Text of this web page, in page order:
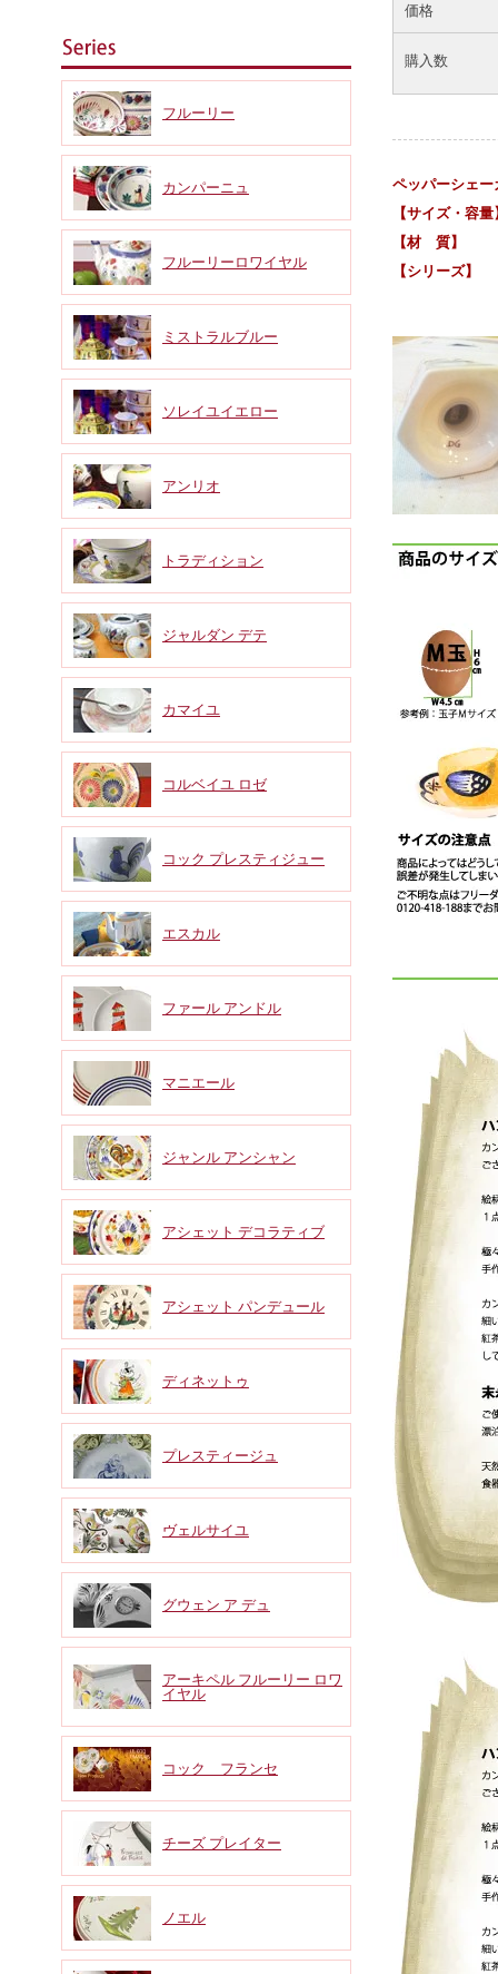
価格
購入数
ペッパーシェ
【サイズ・容
【材 質
【シリーズ
フルーリー
カンパーニュ
フルーリーロワイヤル
ミストラルブルー
ソレイユイエロー
アンリオ
トラディション
ジャルダン デテ
カマイユ
コルベイユ ロゼ
コック プレスティジュー
エスカル
ファール アンドル
マニエール
ジャンル アンシャン
アシェット デコラティブ
アシェット パンデュール
ディネットゥ
プレスティージュ
ヴェルサイユ
グウェン ア デュ
アーキペル フルーリー ロワ
イヤル
コック フランセ
チーズ プレイター
ノエル